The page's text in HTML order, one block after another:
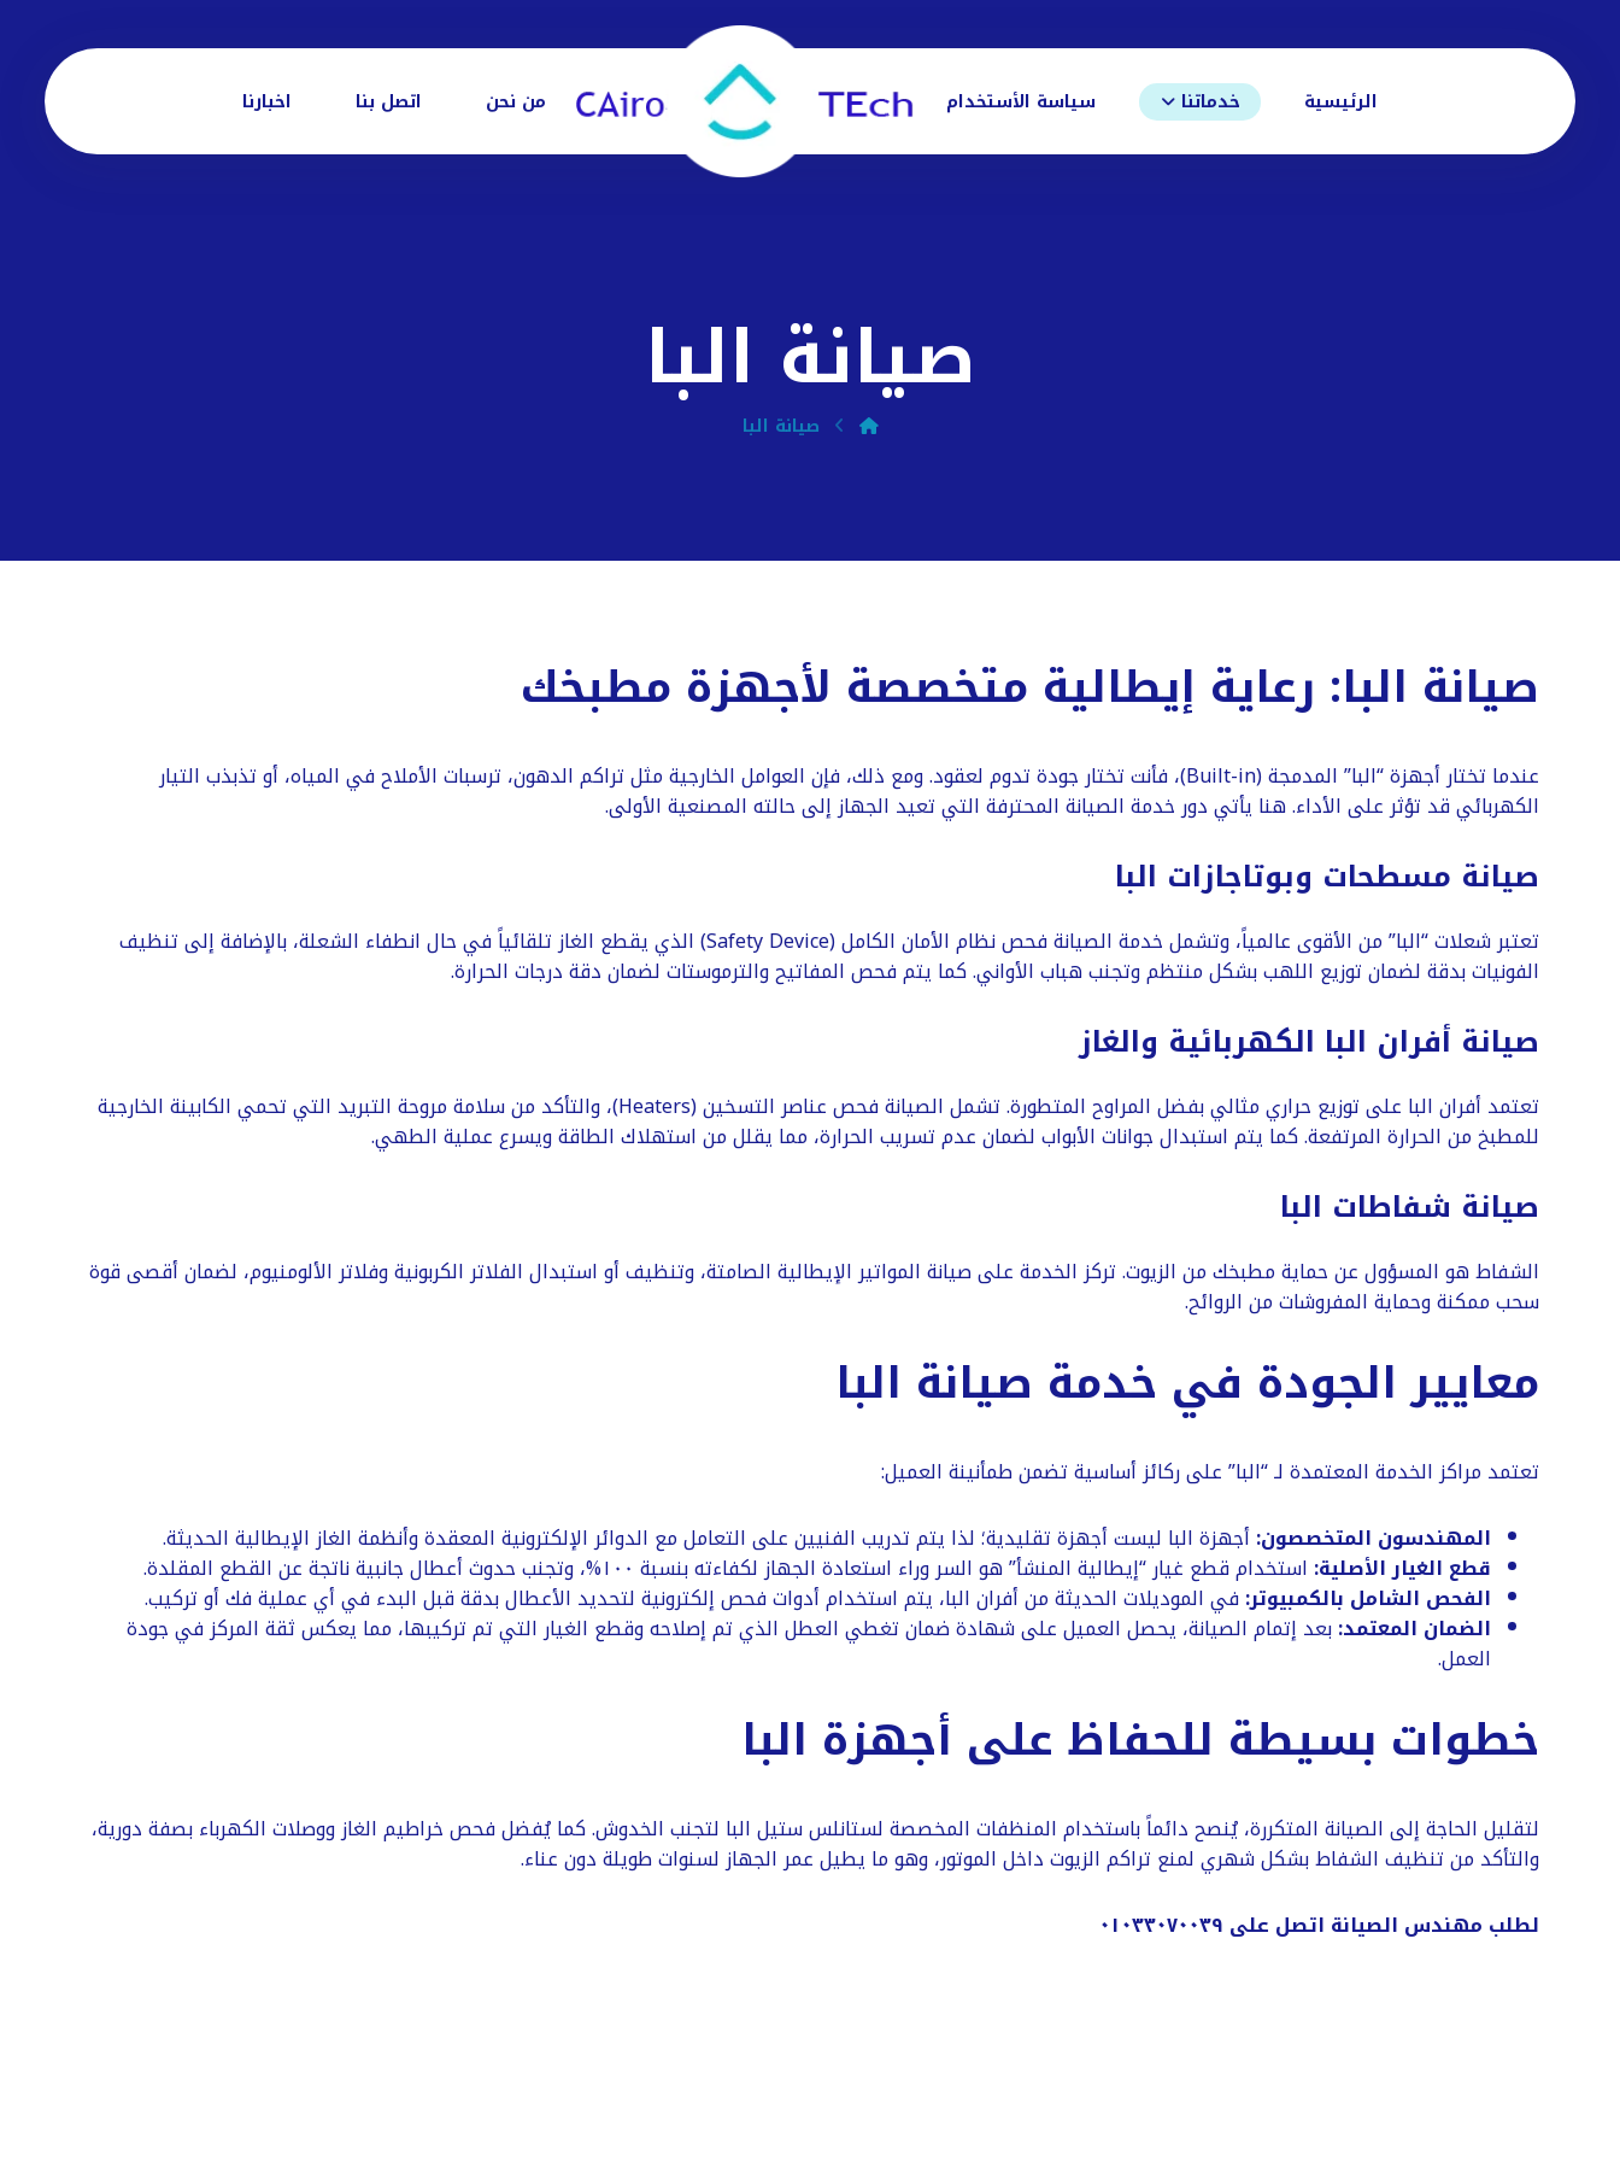
من نحن اتصل بنا اخبارنا الرئيسية خدماتنا سياسة الأستخدام
صيانة البا
صيانة البا
صيانة البا: رعاية إيطالية متخصصة لأجهزة مطبخك
​عندما تختار أجهزة “البا” المدمجة (Built-in)، فأنت تختار جودة تدوم لعقود. ومع ذلك، فإن العوامل الخارجية مثل تراكم الدهون، ترسبات الأملاح في المياه، أو تذبذب التيار
الكهربائي قد تؤثر على الأداء. هنا يأتي دور خدمة الصيانة المحترفة التي تعيد الجهاز إلى حالته المصنعية الأولى.
​صيانة مسطحات وبوتاجازات البا
​تعتبر شعلات “البا” من الأقوى عالمياً، وتشمل خدمة الصيانة فحص نظام الأمان الكامل (Safety Device) الذي يقطع الغاز تلقائياً في حال انطفاء الشعلة، بالإضافة إلى تنظيف
الفونيات بدقة لضمان توزيع اللهب بشكل منتظم وتجنب هباب الأواني. كما يتم فحص المفاتيح والترموستات لضمان دقة درجات الحرارة.
​صيانة أفران البا الكهربائية والغاز
​تعتمد أفران البا على توزيع حراري مثالي بفضل المراوح المتطورة. تشمل الصيانة فحص عناصر التسخين (Heaters)، والتأكد من سلامة مروحة التبريد التي تحمي الكابينة الخارجية
للمطبخ من الحرارة المرتفعة. كما يتم استبدال جوانات الأبواب لضمان عدم تسريب الحرارة، مما يقلل من استهلاك الطاقة ويسرع عملية الطهي.
​صيانة شفاطات البا
​الشفاط هو المسؤول عن حماية مطبخك من الزيوت. تركز الخدمة على صيانة المواتير الإيطالية الصامتة، وتنظيف أو استبدال الفلاتر الكربونية وفلاتر الألومنيوم، لضمان أقصى قوة
سحب ممكنة وحماية المفروشات من الروائح.
​معايير الجودة في خدمة صيانة البا
​تعتمد مراكز الخدمة المعتمدة لـ “البا” على ركائز أساسية تضمن طمأنينة العميل:
المهندسون المتخصصون: أجهزة البا ليست أجهزة تقليدية؛ لذا يتم تدريب الفنيين على التعامل مع الدوائر الإلكترونية المعقدة وأنظمة الغاز الإيطالية الحديثة.
قطع الغيار الأصلية: استخدام قطع غيار “إيطالية المنشأ” هو السر وراء استعادة الجهاز لكفاءته بنسبة ١٠٠%، وتجنب حدوث أعطال جانبية ناتجة عن القطع المقلدة.
الفحص الشامل بالكمبيوتر: في الموديلات الحديثة من أفران البا، يتم استخدام أدوات فحص إلكترونية لتحديد الأعطال بدقة قبل البدء في أي عملية فك أو تركيب.
الضمان المعتمد:بعد إتمام الصيانة، يحصل العميل على شهادة ضمان تغطي العطل الذي تم إصلاحه وقطع الغيار التي تم تركيبها، مما يعكس ثقة المركز في جودة
العمل.
​خطوات بسيطة للحفاظ على أجهزة البا
​لتقليل الحاجة إلى الصيانة المتكررة، يُنصح دائماً باستخدام المنظفات المخصصة لستانلس ستيل البا لتجنب الخدوش. كما يُفضل فحص خراطيم الغاز ووصلات الكهرباء بصفة دورية،
والتأكد من تنظيف الشفاط بشكل شهري لمنع تراكم الزيوت داخل الموتور، وهو ما يطيل عمر الجهاز لسنوات طويلة دون عناء.
لطلب مهندس الصيانة اتصل على ٠١٠٣٣٠٧٠٠٣٩